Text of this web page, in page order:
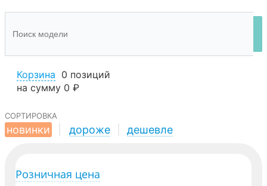
Корзина 0 позиций
на сумму 0 ₽
сортировка
новинки
дороже дешевле
Розничная цена